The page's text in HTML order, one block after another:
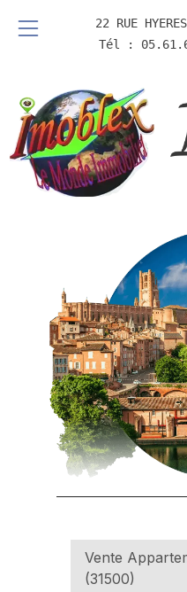
22 RUE
Tél :
Vente
(31500)